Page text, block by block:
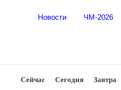
Новости ЧМ-2026
Сейчас Сегодня Завтра